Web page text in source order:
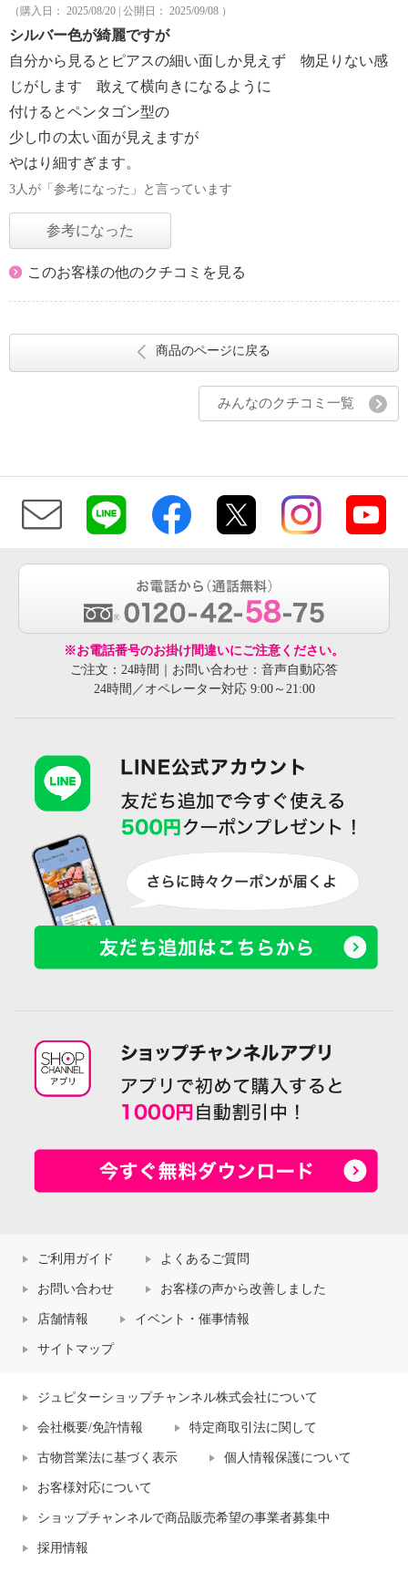
（購入日： 2025/08/20 | 公開日： 2025/09/08 ）
シルバー色が綺麗ですが
自分から見るとピアスの細い面しか見えず 物足りない感
じがします 敢えて横向きになるように
付けるとペンタゴン型の
少し巾の太い面が見えますが
やはり細すぎます。
3人が「参考になった」と言っています
参考になった
このお客様の他のクチコミを見る
商品のページに戻る
みんなのクチコミ一覧
※お電話番号のお掛け間違いにご注意ください。
ご注文：24時間｜お問い合わせ：音声自動応答
24時間／オペレーター対応 9:00～21:00
ご利用ガイド よくあるご質問
お問い合わせ お客様の声から改善しました
店舗情報 イベント・催事情報
サイトマップ
ジュピターショップチャンネル株式会社について
会社概要/免許情報 特定商取引法に関して
古物営業法に基づく表示 個人情報保護について
お客様対応について
ショップチャンネルで商品販売希望の事業者募集中
採用情報